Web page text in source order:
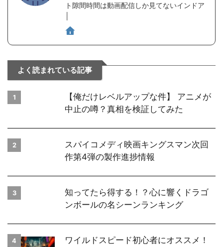
ト隙間時間は動画配信しか見てないインドア
よく読まれている記事
1
【俺だけレベルアップな件】 アニメが
中止の噂？真相を検証してみた
2
スパイコメディ映画キングスマン次回
作第4弾の製作進捗情報
3
知ってたら得する！？心に響くドラゴ
ンボールの名シーンランキング
4
ワイルドスピード初心者にオススメ！